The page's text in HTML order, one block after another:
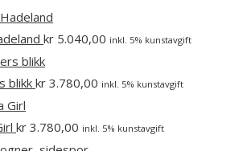
kr 5.040,00 inkl. 5% kunstavgift
blikk kr 3.780,00 inkl. 5% kunstavgift
kr 3.780,00 inkl. 5% kunstavgift